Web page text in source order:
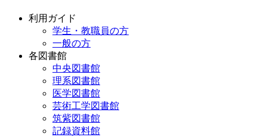
利用ガイド
学生・教職員の方
一般の方
各図書館
中央図書館
理系図書館
医学図書館
芸術工学図書館
筑紫図書館
記録資料館